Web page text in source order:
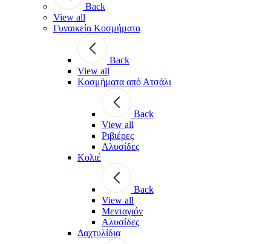
Back
View all
Γυναικεία Κοσμήματα
Back
View all
Κοσμήματα από Ατσάλι
Back
View all
Ριβιέρες
Αλυσίδες
Κολιέ
Back
View all
Μενταγιόν
Αλυσίδες
Δαχτυλίδια